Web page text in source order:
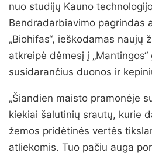
nuo studijų Kauno
Bendradarbiavimo pagrindas
„Biohifas“, ieškodamas naujų
atkreipė dėmesį į „Mantingos“
susidarančius duonos ir
„Šiandien maisto pramonėje
kiekiai šalutinių srautų, kurie
žemos pridėtinės vertės
atliekomis. Tuo pačiu auga